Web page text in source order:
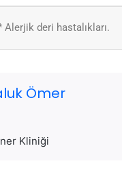
Alerjik deri hastalıkları.
Ömer
Kliniği